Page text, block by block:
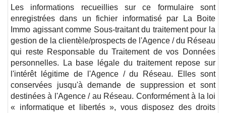
Les informations recueillies sur ce formulaire sont
enregistrées dans un fichier informatisé par La Boite
Immo agissant comme Sous-traitant du traitement pour la
gestion de la clientèle/prospects de l'Agence / du Réseau
qui reste Responsable du Traitement de vos Données
personnelles. La base légale du traitement repose sur
l'intérêt légitime de l'Agence / du Réseau. Elles sont
conservées jusqu'à demande de suppression et sont
destinées à l'Agence / au Réseau. Conformément à la loi
« informatique et libertés », vous disposez des droits